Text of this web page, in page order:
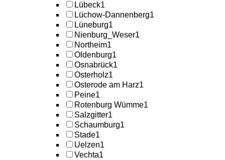
Lübeck1
Lüchow-Dannenberg1
Lüneburg1
Nienburg_Weser1
Northeim1
Oldenburg1
Osnabrück1
Osterholz1
Osterode am Harz1
Peine1
Rotenburg Wümme1
Salzgitter1
Schaumburg1
Stade1
Uelzen1
Vechta1